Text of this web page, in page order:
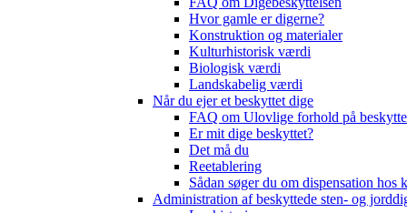
Hvor gamle er digerne?
Konstruktion og materialer
Kulturhistorisk værdi
Biologisk værdi
Landskabelig værdi
Når du ejer et beskyttet dige
FAQ om Ulovlige forhold på
Er mit dige beskyttet?
Det må du
Reetablering
Sådan søger du om dispensation hos
Administration af beskyttede sten- og